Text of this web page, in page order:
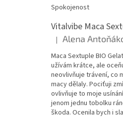
Spokojenost
Hodnocení produktu je
| Alena
Maca Sextuple BIO
užívám krátce, ale
neovlivňuje trávení, co
macy dělaly. Pociťuji
ovlivňuje to moje
jenom jednu tobolku
škoda. Ocenila bych i